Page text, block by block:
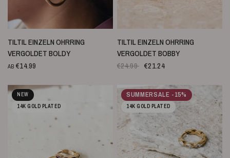
SCHNELLANSICHT
TILTIL EINZELN OHRRING
VERGOLDET BOLDY
AB €14.99
SCHNELLANSICHT
TILTIL EINZELN OHRRING
VERGOLDET BOBBY
€24.99 €21.24
NEW
14K GOLD PLATED
SUMMERSALE -15%
14K GOLD PLATED